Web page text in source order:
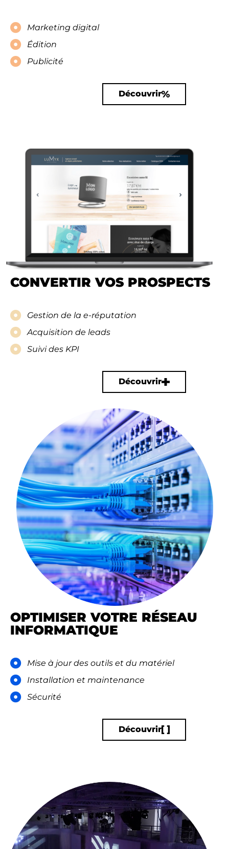
Notre agence
Nos réalisations
Nous recrutons
Notre communauté
Marketing digital
Édition
Publicité
Découvrir
CONVERTIR VOS PROSPECTS​
Gestion de la e-réputation​
Acquisition de leads​
Suivi des KPI​
Découvrir
OPTIMISER VOTRE RÉSEAU
INFORMATIQUE​
Mise à jour des outils et du matériel​
Installation et maintenance​
Sécurité
Découvrir